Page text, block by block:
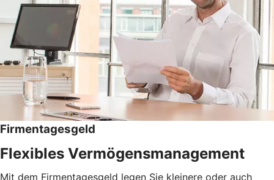
Firmentagesgeld
Flexibles Vermögensmanagement
Mit dem Firmentagesgeld legen Sie kleinere oder auch